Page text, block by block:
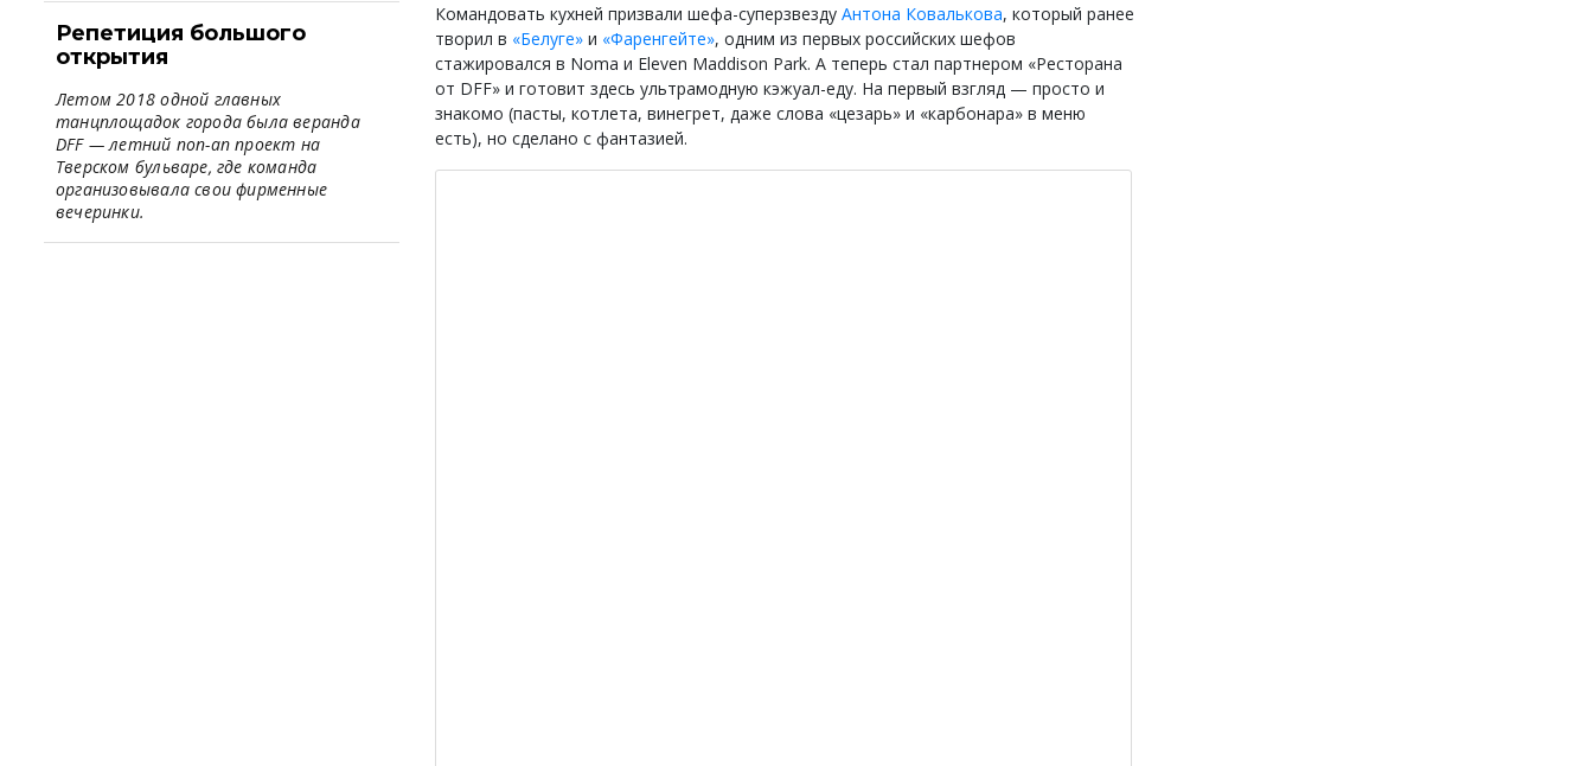
Репетиция большого
открытия
Летом 2018 одной главных
танцплощадок города была веранда
DFF — летний поп-ап проект на
Тверском бульваре, где команда
организовывала свои фирменные
вечеринки.
Командовать кухней призвали шефа-суперзвезду Антона Ковалькова, который ранее
творил в «Белуге» и «Фаренгейте», одним из первых российских шефов
стажировался в Noma и Eleven Maddison Park. А теперь стал партнером «Ресторана
от DFF» и готовит здесь ультрамодную кэжуал-еду. На первый взгляд — просто и
знакомо (пасты, котлета, винегрет, даже слова «цезарь» и «карбонара» в меню
есть), но сделано с фантазией.